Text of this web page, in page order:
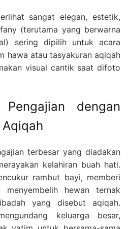
sangat elegan, estetik,
(terutama yang berwarna
sering dipilih untuk acara
hawa atau tasyakuran aqiqah
visual cantik saat difoto
Pengajian dengan
terbesar yang diadakan
kelahiran buah hati.
rambut bayi, memberi
hewan ternak
yang disebut aqiqah.
keluarga besar,